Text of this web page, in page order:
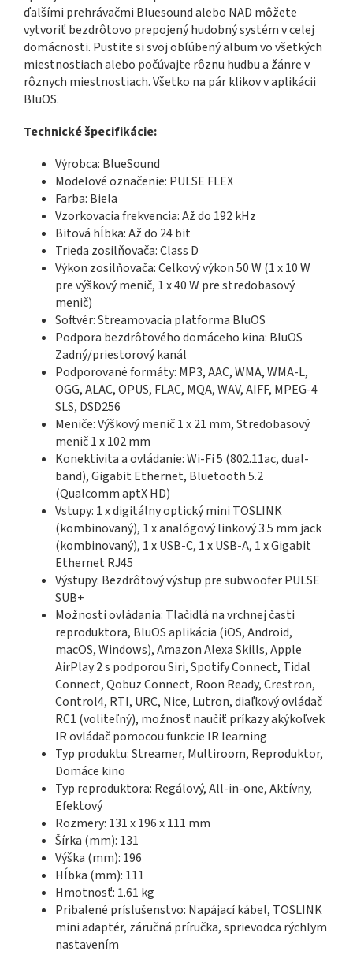
ďalšími prehrávačmi Bluesound alebo NAD môžete
vytvoriť bezdrôtovo prepojený hudobný systém v celej
domácnosti. Pustite si svoj obľúbený album vo všetkých
miestnostiach alebo počúvajte rôznu hudbu a žánre v
rôznych miestnostiach. Všetko na pár klikov v aplikácii
BluOS.
Technické špecifikácie:
Výrobca: BlueSound
Modelové označenie: PULSE FLEX
Farba: Biela
Vzorkovacia frekvencia: Až do 192 kHz
Bitová hĺbka: Až do 24 bit
Trieda zosilňovača: Class D
Výkon zosilňovača: Celkový výkon 50 W (1 x 10 W
pre výškový menič, 1 x 40 W pre stredobasový
menič)
Softvér: Streamovacia platforma BluOS
Podpora bezdrôtového domáceho kina: BluOS
Zadný/priestorový kanál
Podporované formáty: MP3, AAC, WMA, WMA-L,
OGG, ALAC, OPUS, FLAC, MQA, WAV, AIFF, MPEG-4
SLS, DSD256
Meniče: Výškový menič 1 x 21 mm, Stredobasový
menič 1 x 102 mm
Konektivita a ovládanie: Wi-Fi 5 (802.11ac, dual-
band), Gigabit Ethernet, Bluetooth 5.2
(Qualcomm aptX HD)
Vstupy: 1 x digitálny optický mini TOSLINK
(kombinovaný), 1 x analógový linkový 3.5 mm jack
(kombinovaný), 1 x USB-C, 1 x USB-A, 1 x Gigabit
Ethernet RJ45
Výstupy: Bezdrôtový výstup pre subwoofer PULSE
SUB+
Možnosti ovládania: Tlačidlá na vrchnej časti
reproduktora, BluOS aplikácia (iOS, Android,
macOS, Windows), Amazon Alexa Skills, Apple
AirPlay 2 s podporou Siri, Spotify Connect, Tidal
Connect, Qobuz Connect, Roon Ready, Crestron,
Control4, RTI, URC, Nice, Lutron, diaľkový ovládač
RC1 (voliteľný), možnosť naučiť príkazy akýkoľvek
IR ovládač pomocou funkcie IR learning
Typ produktu: Streamer, Multiroom, Reproduktor,
Domáce kino
Typ reproduktora: Regálový, All-in-one, Aktívny,
Efektový
Rozmery: 131 x 196 x 111 mm
Šírka (mm): 131
Výška (mm): 196
Hĺbka (mm): 111
Hmotnosť: 1.61 kg
Pribalené príslušenstvo: Napájací kábel, TOSLINK
mini adaptér, záručná príručka, sprievodca rýchlym
nastavením